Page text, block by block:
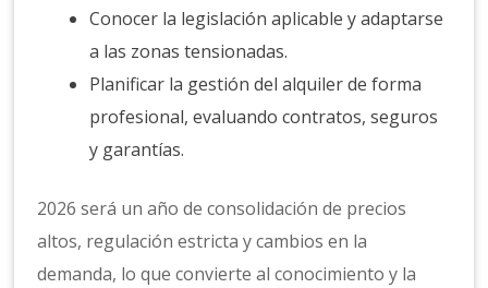
Conocer la legislación aplicable y adaptarse
a las zonas tensionadas.
Planificar la gestión del alquiler de forma
profesional, evaluando contratos, seguros
y garantías.
2026 será un año de consolidación de precios
altos, regulación estricta y cambios en la
demanda, lo que convierte al conocimiento y la